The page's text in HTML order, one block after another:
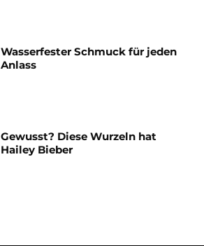
Wasserfester Schmuck für jeden
Anlass
Gewusst? Diese Wurzeln hat
Hailey Bieber